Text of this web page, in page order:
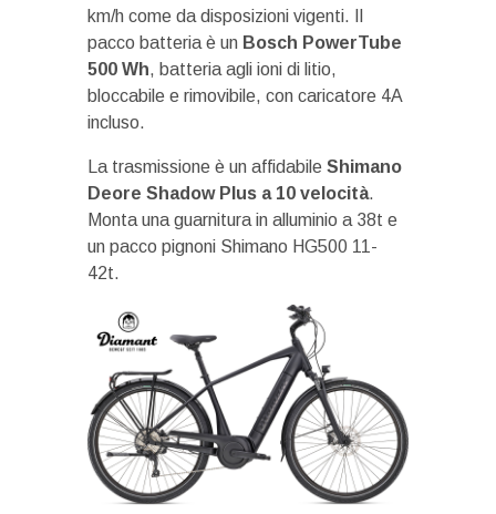
km/h come da disposizioni vigenti. Il
pacco batteria è un Bosch PowerTube
500 Wh, batteria agli ioni di litio,
bloccabile e rimovibile, con caricatore 4A
incluso.
La trasmissione è un affidabile Shimano
Deore Shadow Plus a 10 velocità.
Monta una guarnitura in alluminio a 38t e
un pacco pignoni Shimano HG500 11-
42t.